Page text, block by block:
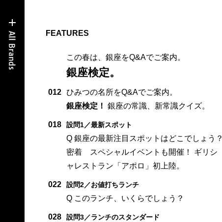
FEATURES
この春は、銀座をQ&Aでご案内。
銀座検定。
012
ひみつの名所をQ&Aでご案内。
銀座検定！ 銀座の常識、新常識クイズ。
018 設問1／最新スポット
Q 銀座の最新注目スポットはどこでしょう？
密着 スペシャルイベントも開催！ ギリシ
ャレストラン「アポロ」初上陸。
022 設問2／お値打ちランチ
Q このランチ、いくらでしょう？
028 設問3／ランチのスタンダード